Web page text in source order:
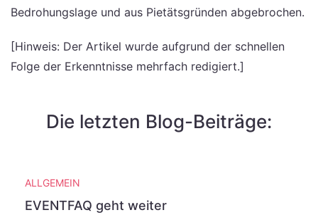
Bedrohungslage und aus Pietätsgründen abgebrochen.
[Hinweis: Der Artikel wurde aufgrund der schnellen
Folge der Erkenntnisse mehrfach redigiert.]
Die letzten Blog-Beiträge:
ALLGEMEIN
EVENTFAQ geht weiter